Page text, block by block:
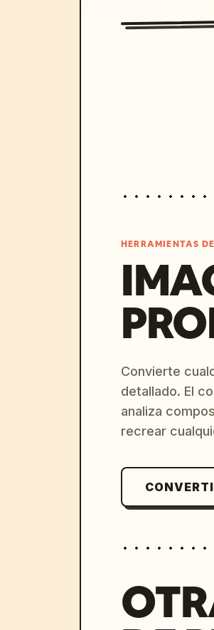
HERRAMIENTAS
Convierte
detallado. El
analiza
recrear